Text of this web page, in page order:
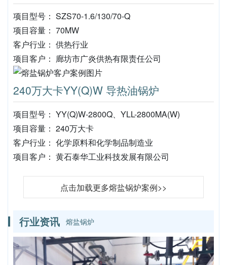
项目型号： SZS70-1.6/130/70-Q
项目容量： 70MW
客户行业： 供热行业
项目客户： 廊坊市广炎供热有限责任公司
240万大卡YY(Q)W 导热油锅炉
项目型号： YY(Q)W-2800Q、YLL-2800MA(W)
项目容量： 240万大卡
客户行业： 化学原料和化学制品制造业
项目客户： 黄石泰华工业科技发展有限公司
点击加载更多熔盐锅炉案例>>
行业资讯 熔盐锅炉